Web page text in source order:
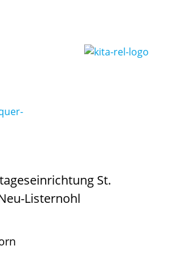
St.
Listernohl